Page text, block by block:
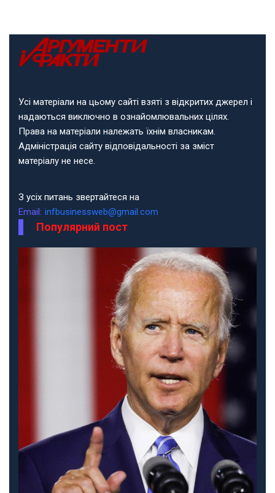
Усі матеріали на цьому сайті взяті з відкритих джерел і
надаються виключно в ознайомлювальних цілях.
Права на матеріали належать їхнім власникам.
Адміністрація сайту відповідальності за зміст
матеріалу не несе.
З усіх питань звертайтеся на
Email: infbusinessweb@gmail.com
Популярний пост